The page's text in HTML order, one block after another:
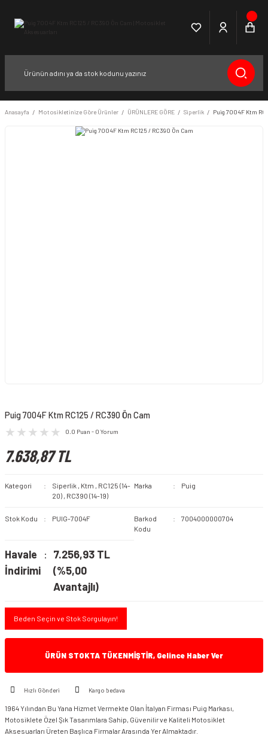
Anasayfa Motosikletinize Göre Ürünler ÜRÜNLERE GÖRE Siperlik Puig 7004F Ktm
Puig 7004F Ktm RC125 / RC390 Ön Cam
0.0 Puan - 0 Yorum
7.638,87 TL
Kategori Siperlik , Ktm , RC125 (14-
20) , RC390 (14-19)
Marka Puig
Stok Kodu PUIG-7004F
Barkod
Kodu
7004000000704
Havale
İndirimi
7.256,93 TL
(%5,00
Avantajlı)
Beden Seçin ve Stok Sorgulayın!
ÜRÜN STOKTA TÜKENMİŞTİR, Gelince Haber Ver
Hızlı Gönderi Kargo bedava
1964 Yılından Bu Yana Hizmet Vermekte Olan İtalyan Firması Puig Markası,
Motosiklete Özel Şık Tasarımlara Sahip, Güvenilir ve Kaliteli Motosiklet
Aksesuarları Üreten Başlıca Firmalar Arasında Yer Almaktadır.